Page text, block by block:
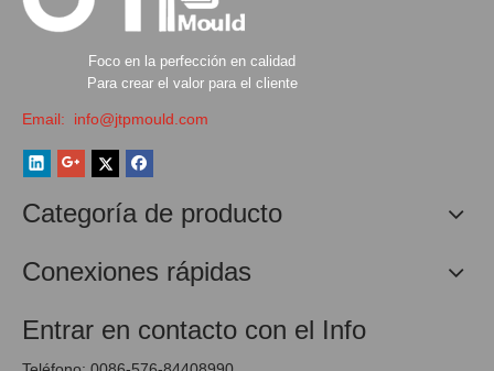
Foco en la perfección en calidad
Para crear el valor para el cliente
Email: info@jtpmould.com
Categoría de producto
Conexiones rápidas
Entrar en contacto con el Info